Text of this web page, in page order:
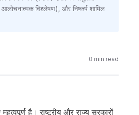
विश्लेषण), और निष्कर्ष शामिल
0 min read
है। राष्ट्रीय और राज्य सरकारों